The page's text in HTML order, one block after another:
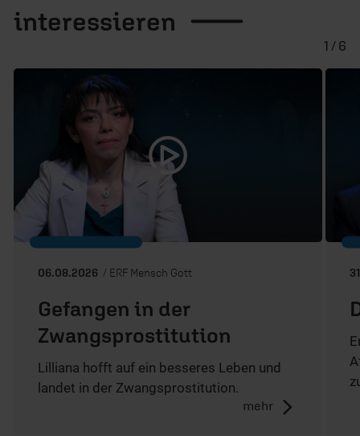
interessieren
06.08.2026 / ERF Mensch Gott
Gefangen in der
Zwangsprostitution
Lilliana hofft auf ein besseres Leben und
landet in der Zwangsprostitution.
mehr
1 / 6